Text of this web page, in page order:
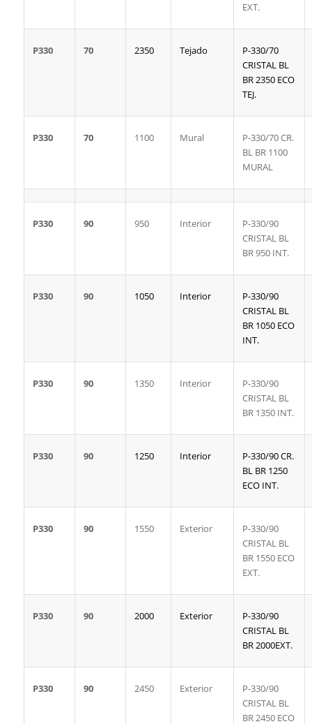
EXT.
P330 70 2350 Tejado
P-330/70
CRISTAL BL
BR 2350 ECO
TEJ.
P330 70 1100 Mural
P-330/70 CR.
BL BR 1100
MURAL
P330 90 950 Interior
P-330/90
CRISTAL BL
BR 950 INT.
P330 90 1050 Interior
P-330/90
CRISTAL BL
BR 1050 ECO
INT.
P330 90 1350 Interior
P-330/90
CRISTAL BL
BR 1350 INT.
P330 90 1250 Interior
P-330/90 CR.
BL BR 1250
ECO INT.
P330 90 1550 Exterior
P-330/90
CRISTAL BL
BR 1550 ECO
EXT.
P330 90 2000 Exterior
P-330/90
CRISTAL BL
BR 2000EXT.
P330 90 2450 Exterior
P-330/90
CRISTAL BL
BR 2450 ECO